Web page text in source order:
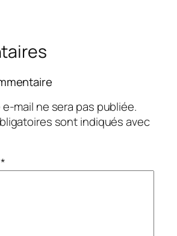
mail ne sera pas publiée.
sont indiqués avec
*